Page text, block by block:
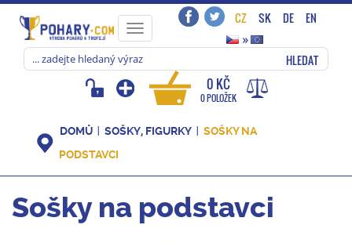
Toggle
navigation
CZ SK DE
EN
»
HLEDAT
0 KČ
0 POLOŽEK
DOMŮ SOŠKY, FIGURKY
SOŠKY NA
PODSTAVCI
Sošky na podstavci